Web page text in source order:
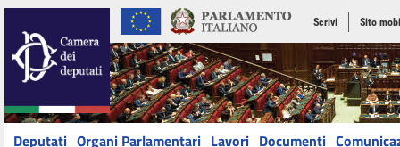
Scrivi Sito
Deputati Organi Parlamentari Lavori Documenti